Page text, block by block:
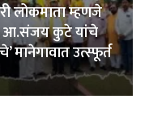
लोकमाता म्हणजे
आ.संजय कुटे यांचे
मानेगावात उत्स्फूर्त